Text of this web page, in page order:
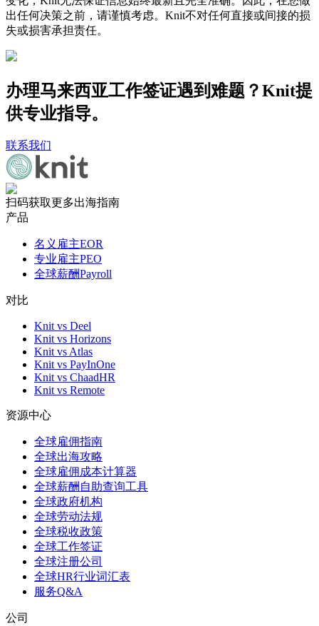
出任何决策之前，请谨慎考虑。Knit不对任何直接或间接的损
失或损害承担责任。
办理马来西亚工作签证遇到难题？Knit提
供专业指导。
联系我们
扫码获取更多出海指南
产品
名义雇主EOR
专业雇主PEO
全球薪酬Payroll
对比
Knit vs Deel
Knit vs Horizons
Knit vs Atlas
Knit vs PayInOne
Knit vs ChaadHR
Knit vs Remote
资源中心
全球雇佣指南
全球出海攻略
全球雇佣成本计算器
全球薪酬自助查询工具
全球政府机构
全球劳动法规
全球税收政策
全球工作签证
全球注册公司
全球HR行业词汇表
服务Q&A
公司